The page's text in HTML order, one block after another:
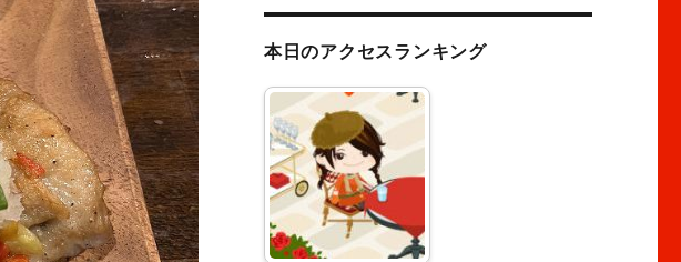
本日のアクセスランキング